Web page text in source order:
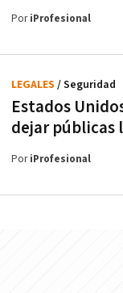
PoriProfesional
Estados
dejar públicas
LEGALES / Seguridad
PoriProfesional